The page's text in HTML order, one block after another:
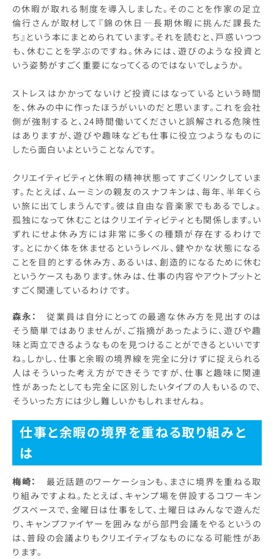
の休暇が取れる制度を導入しました。そのことを作家の足立
倫行さんが取材して『錦の休日―長期休暇に挑んだ課長た
ち』という本にまとめられています。それを読むと、戸惑いつつ
も、休むことを学ぶのですね。休みには、遊びのような投資と
いう姿勢がすごく重要になってくるのではないでしょうか。
ストレスはかかってないけど投資にはなっているという時間
を、休みの中に作ったほうがいいのだと思います。これを会社
側が強制すると、24時間働いてくださいと誤解される危険性
はありますが、遊びや趣味なども仕事に役立つようなものに
したら面白いよということなんです。
クリエイティビティと休暇の精神状態ってすごくリンクしていま
す。たとえば、ムーミンの親友のスナフキンは、毎年、半年くら
い旅に出てしまうんです。彼は自由な音楽家でもあるでしょ。
孤独になって休むことはクリエイティビティとも関係します。い
ずれにせよ休み方には非常に多くの種類が存在するわけで
す。とにかく体を休ませるというレベル、健やかな状態になる
ことを目的とする休み方、あるいは、創造的になるために休む
というケースもあります。休みは、仕事の内容やアウトプットと
すごく関連しているわけです。
森永：従業員は自分にとっての最適な休み方を見出すのは
そう簡単ではありませんが、ご指摘があったように、遊びや趣
味と両立できるようなものを見つけることができるといいです
ね。しかし、仕事と余暇の境界線を完全に分けずに捉えられる
人はそういった考え方ができそうですが、仕事と趣味に関連
性があったとしても完全に区別したいタイプの人もいるので、
そういった方には少し難しいかもしれませんね。
仕事と余暇の境界を重ねる取り組みと
は
梅崎： 最近話題のワーケーションも、まさに境界を重ねる取
り組みですよね。たとえば、キャンプ場を併設するコワーキン
グスペースで、金曜日は仕事をして、土曜日はみんなで遊んだ
り、キャンプファイヤーを囲みながら部門会議をやるというの
は、普段の会議よりもクリエイティブなものになる可能性があ
ります。